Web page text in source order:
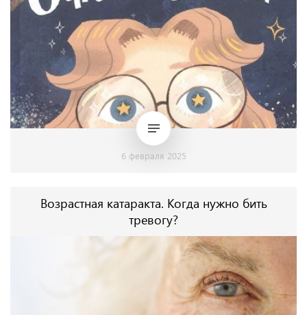
6 февраля 2025
Возрастная катаракта. Когда нужно бить
тревогу?